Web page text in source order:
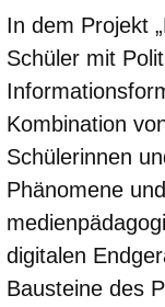
In dem Projekt
Schüler mit
Kombination
Schülerinnen
Phänomene
digitalen
Bausteine des